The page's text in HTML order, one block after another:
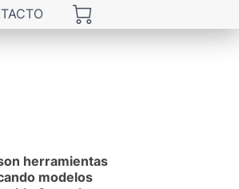
herramientas
modelos